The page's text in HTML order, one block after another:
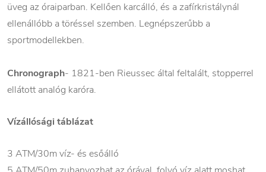
üveg az óraiparban. Kellően karcálló, és a zafírkristálynál
ellenállóbb a töréssel szemben. Legnépszerűbb a
sportmodellekben.
Chronograph- 1821-ben Rieussec által feltalált, stopperrel
ellátott analóg karóra.
Vízállósági táblázat
3 ATM/30m víz- és esőálló